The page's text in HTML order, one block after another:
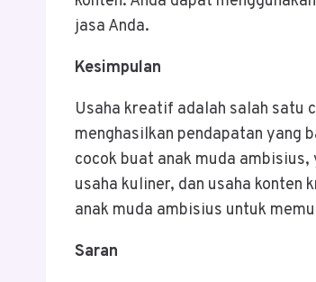
jasa Anda.
Kesimpulan
Usaha kreatif adalah salah satu
menghasilkan pendapatan yang
cocok buat anak muda
usaha kuliner, dan usaha
anak muda ambisius untuk
Saran